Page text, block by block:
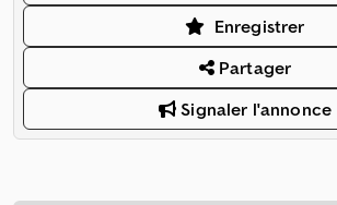
Enregistrer
Partager
Signaler l'annonce